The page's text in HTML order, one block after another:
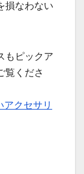
損なわない
もピックア
覧くださ
クセサリ